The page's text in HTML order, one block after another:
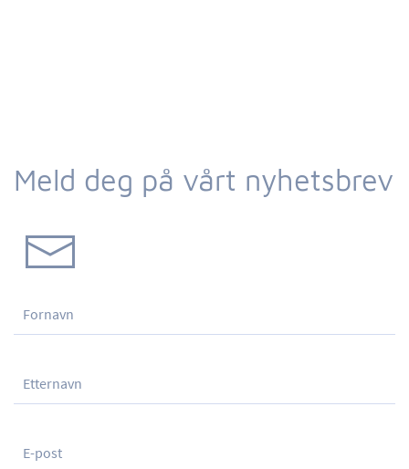
Meld deg på vårt nyhetsbrev